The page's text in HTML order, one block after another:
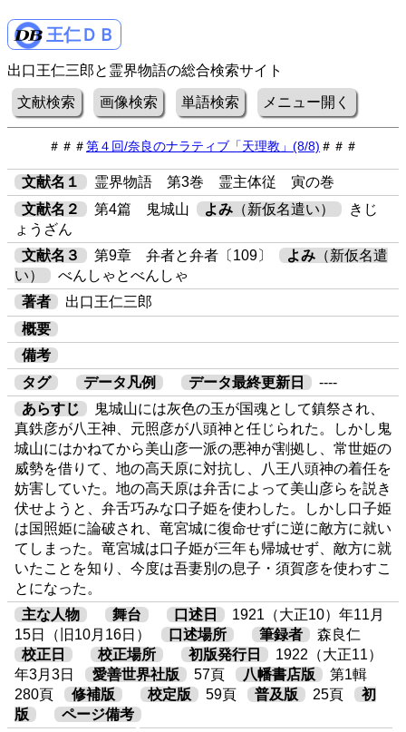
王仁ＤＢ
出口王仁三郎と霊界物語の総合検索サイト
文献検索 画像検索 単語検索 メニュー開く
＃＃＃第４回/奈良のナラティブ「天理教」(8/8) ＃＃＃
文献名１
霊界物語 第3巻 霊主体従 寅の巻
文献名２
第4篇 鬼城山 よみ （新仮名遣い）
きじ
ょうざん
文献名３
第9章 弁者と弁者〔109〕 よみ （新仮名遣
い）
べんしゃとべんしゃ
著者
出口王仁三郎
概要
備考
タグ
データ凡例 データ最終更新日
----
あらすじ
鬼城山には灰色の玉が国魂として鎮祭され、
真鉄彦が八王神、元照彦が八頭神と任じられた。しかし鬼
城山にはかねてから美山彦一派の悪神が割拠し、常世姫の
威勢を借りて、地の高天原に対抗し、八王八頭神の着任を
妨害していた。地の高天原は弁舌によって美山彦らを説き
伏せようと、弁舌巧みな口子姫を使わした。しかし口子姫
は国照姫に論破され、竜宮城に復命せずに逆に敵方に就い
てしまった。竜宮城は口子姫が三年も帰城せず、敵方に就
いたことを知り、今度は吾妻別の息子・須賀彦を使わすこ
とになった。
主な人物
舞台 口述日
1921（大正10）年11月
15日（旧10月16日）
口述場所 筆録者
森良仁
校正日
校正場所 初版発行日
1922（大正11）
年3月3日
愛善世界社版 57頁 八幡書店版
第1輯
280頁
修補版 校定版 59頁 普及版 25頁
初
版
ページ備考